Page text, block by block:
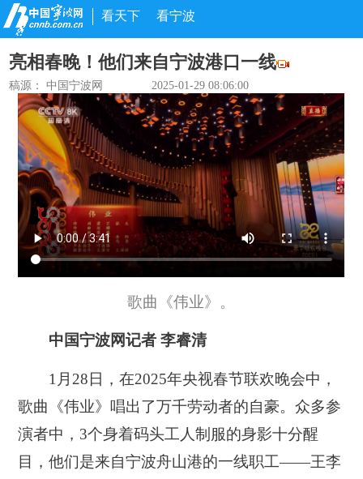
看天下 看宁波
亮相春晚！他们来自宁波港口一线
稿源： 中国宁波网 2025-01-29 08:06:00
歌曲《伟业》。
中国宁波网记者 李睿清
1月28日，在2025年央视春节联欢晚会中，
歌曲《伟业》唱出了万千劳动者的自豪。众多参
演者中，3个身着码头工人制服的身影十分醒
目，他们是来自宁波舟山港的一线职工——王李